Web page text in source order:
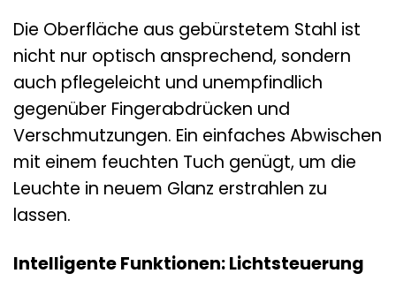
Die Oberfläche aus gebürstetem Stahl ist
nicht nur optisch ansprechend, sondern
auch pflegeleicht und unempfindlich
gegenüber Fingerabdrücken und
Verschmutzungen. Ein einfaches Abwischen
mit einem feuchten Tuch genügt, um die
Leuchte in neuem Glanz erstrahlen zu
lassen.
Intelligente Funktionen: Lichtsteuerung